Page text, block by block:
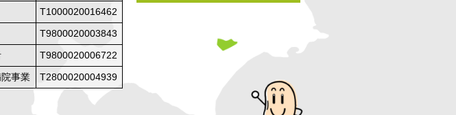
T1000020016462
T9800020003843
T9800020006722
事業
T2800020004939